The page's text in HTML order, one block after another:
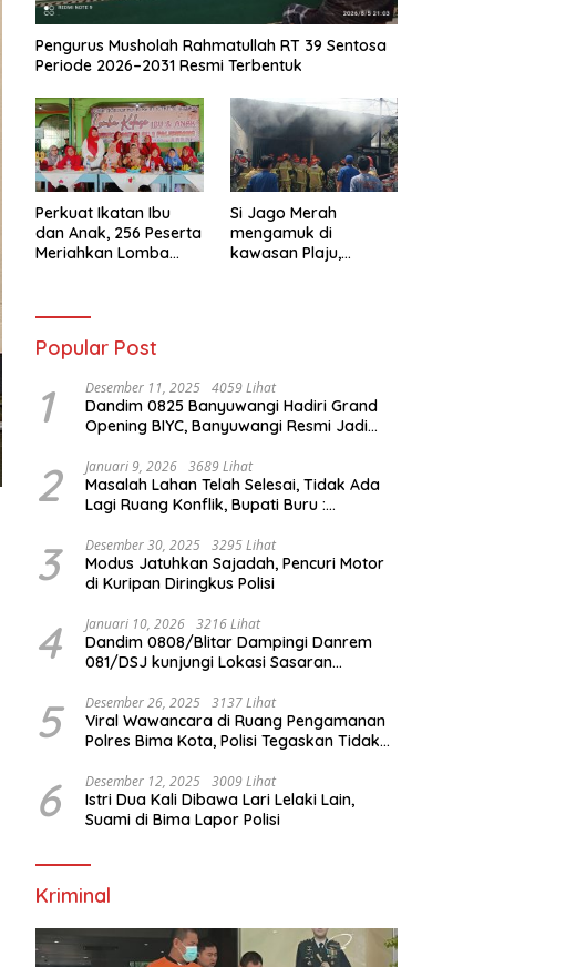
Pengurus Musholah Rahmatullah RT 39 Sentosa
Periode 2026–2031 Resmi Terbentuk
Perkuat Ikatan Ibu
dan Anak, 256 Peserta
Meriahkan Lomba
Si Jago Merah
mengamuk di
kawasan Plaju,
Popular Post
1 Desember 11, 2025 4059 Lihat
Dandim 0825 Banyuwangi Hadiri Grand
Opening BIYC, Banyuwangi Resmi Jadi
2 Januari 9, 2026 3689 Lihat
Masalah Lahan Telah Selesai, Tidak Ada
Lagi Ruang Konflik, Bupati Buru :
Januari 2026
3 Desember 30, 2025 3295 Lihat
Modus Jatuhkan Sajadah, Pencuri Motor
di Kuripan Diringkus Polisi
4 Januari 10, 2026 3216 Lihat
Dandim 0808/Blitar Dampingi Danrem
081/DSJ kunjungi Lokasi Sasaran
Blitar
5 Desember 26, 2025 3137 Lihat
Viral Wawancara di Ruang Pengamanan
Polres Bima Kota, Polisi Tegaskan Tidak
6 Desember 12, 2025 3009 Lihat
Istri Dua Kali Dibawa Lari Lelaki Lain,
Suami di Bima Lapor Polisi
Kriminal